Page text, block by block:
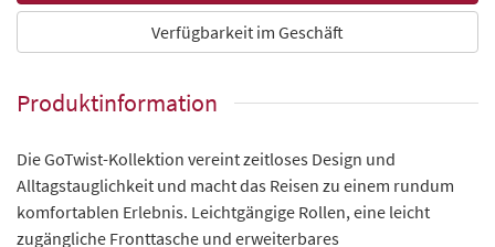
Verfügbarkeit im Geschäft
Produktinformation
Die GoTwist-Kollektion vereint zeitloses Design und
Alltagstauglichkeit und macht das Reisen zu einem rundum
komfortablen Erlebnis. Leichtgängige Rollen, eine leicht
zugängliche Fronttasche und erweiterbares